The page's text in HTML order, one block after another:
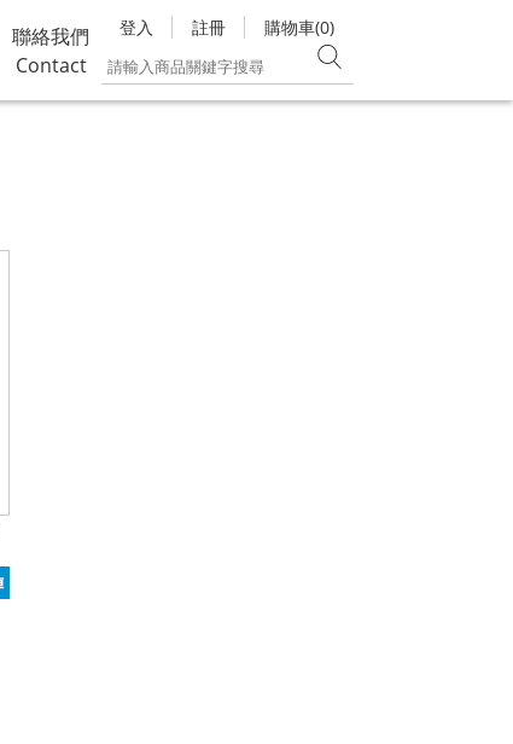
聯絡我們
Contact
登入 註冊 購物車(0)